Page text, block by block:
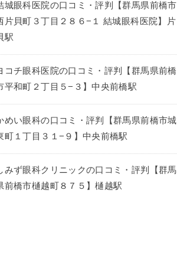
城眼科医院の口コミ・評判【群馬県前橋市
片貝町３丁目２８６−１ 結城眼科医院】片
駅
コチ眼科医院の口コミ・評判【群馬県前橋
平和町２丁目５−３】中央前橋駅
めい眼科の口コミ・評判【群馬県前橋市城
町１丁目３１−９】中央前橋駅
みず眼科クリニックの口コミ・評判【群馬
前橋市樋越町８７５】樋越駅